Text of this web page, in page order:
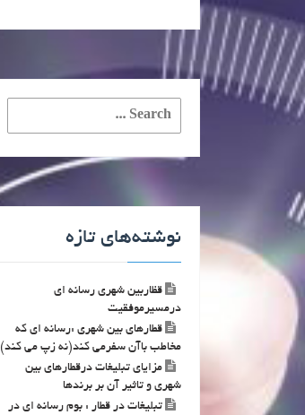
Search
نوشته‌های تازه
قظاربین شهری رسانه ای
درمسیرموفقیت
قطارهای بین شهری :رسانه ای که
مخاطب باآن سفرمی کند(نه زپ می کند)
مزایای تبلیغات درقطارهای بین
شهری و تاثیر آن بر برندها
تبلیغات در قطار : بوم رسانه ای در